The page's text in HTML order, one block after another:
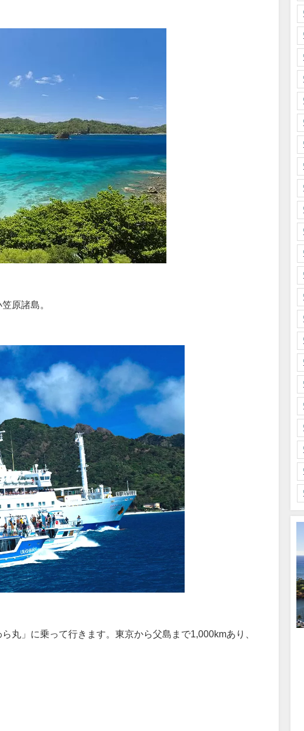
原諸島。
丸」に乗って行きます。東京から父島まで1,000kmあり、